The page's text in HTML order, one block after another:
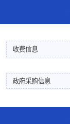
收费信息
政府采购信息